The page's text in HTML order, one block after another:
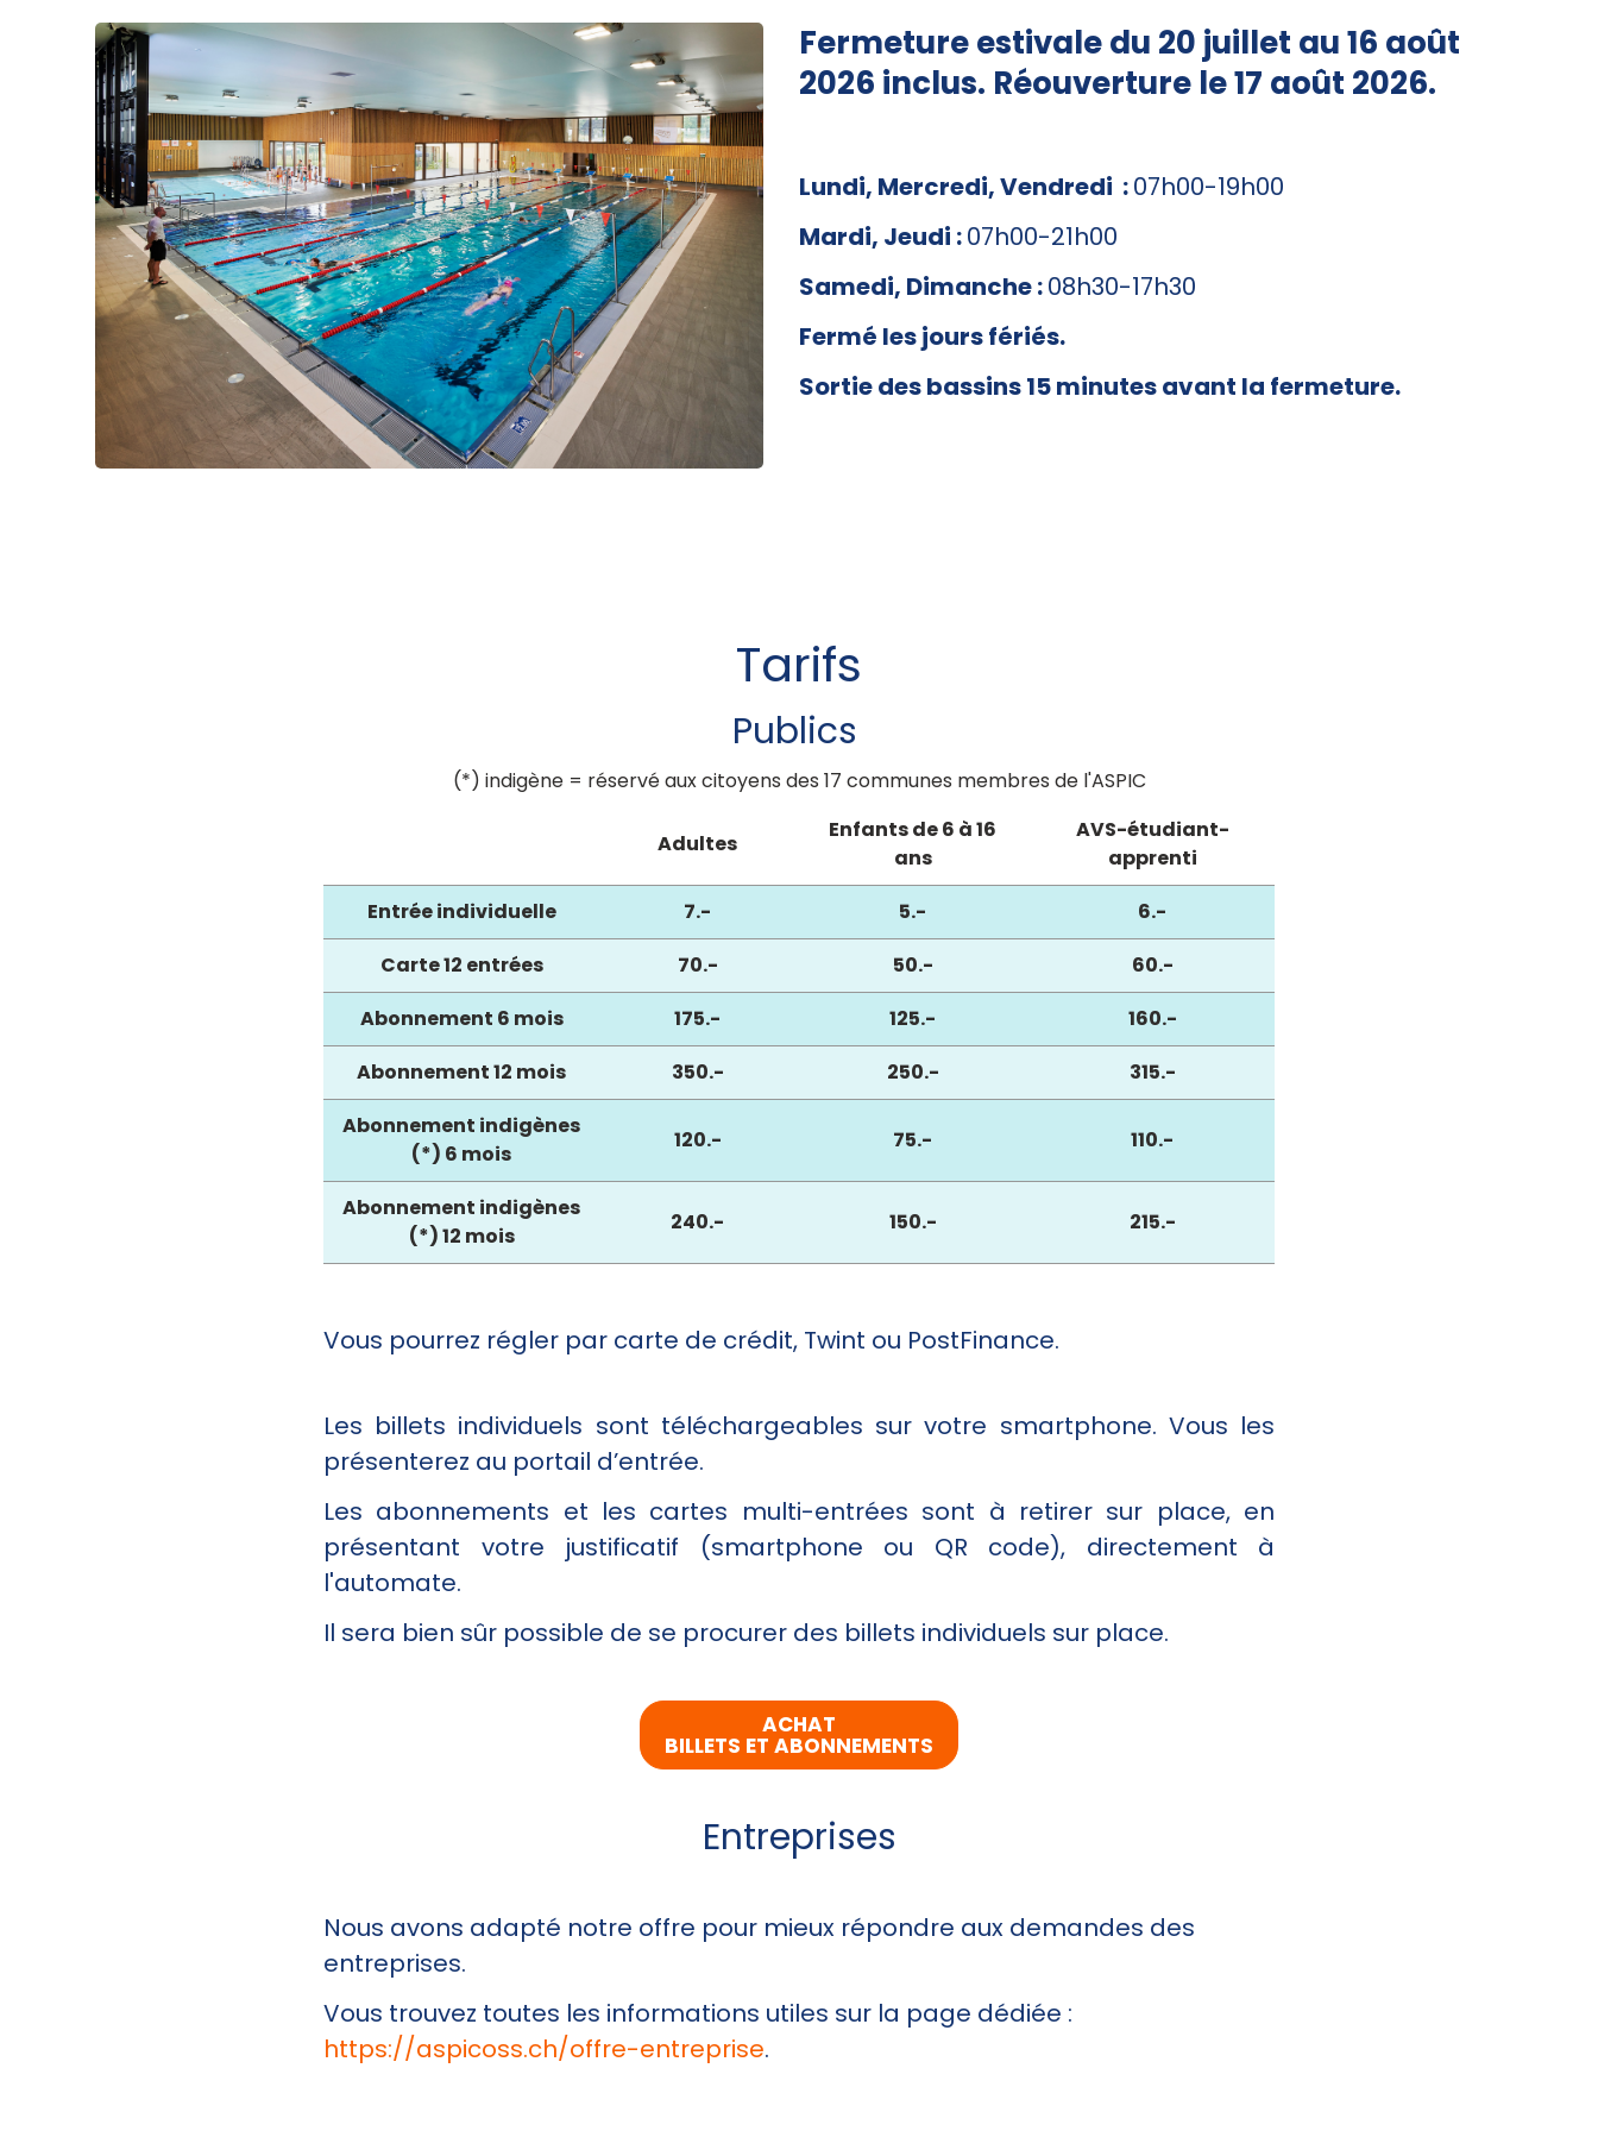
Fermeture estivaledu 20 juillet au 16 août
2026 inclus. Réouverture le 17 août 2026.
Lundi, Mercredi, Vendredi :07h00-19h00
Mardi, Jeudi :07h00-21h00
Samedi, Dimanche:08h30-17h30
Fermé les jours fériés.
Sortie des bassins 15 minutes avant la fermeture.
Tarifs
Publics
(*) indigène = réservé aux citoyens des 17 communes membres de l'ASPIC
Adultes
Enfants de 6 à 16
ans
AVS-étudiant-
apprenti
Entrée individuelle
7.- 5.-
6.-
Carte 12 entrées
70.- 50.-
60.-
Abonnement 6 mois
175.- 125.-
160.-
Abonnement 12 mois
350.- 250.-
315.-
Abonnement indigènes
(*) 6 mois
120.- 75.- 110.-
Abonnement indigènes
(*) 12 mois
240.- 150.- 215.-
Vous pourrez régler par carte de crédit, Twint ou PostFinance.
Les billets individuels sont téléchargeables sur votre smartphone. Vous les
présenterez au portail d’entrée.
Les abonnements et les cartes multi-entrées sont à retirer sur place, en
présentant votre justificatif (smartphone ou QR code), directement à
l'automate.
Il sera bien sûr possible de se procurer des billets individuels sur place.
ACHAT
BILLETS ET ABONNEMENTS
Entreprises
Nous avons adapté notre offre pour mieux répondre aux demandes des
entreprises.
Vous trouvez toutes les informations utiles sur la page dédiée :
https://aspicoss.ch/offre-entreprise.